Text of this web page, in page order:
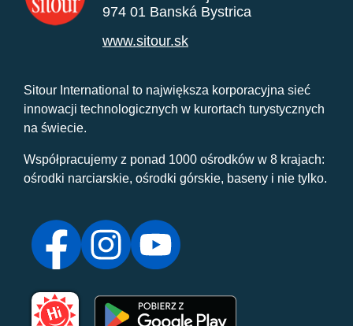
974 01 Banská Bystrica
www.sitour.sk
Sitour International to największa korporacyjna sieć
innowacji technologicznych w kurortach turystycznych
na świecie.
Współpracujemy z ponad 1000 ośrodków w 8 krajach:
ośrodki narciarskie, ośrodki górskie, baseny i nie tylko.